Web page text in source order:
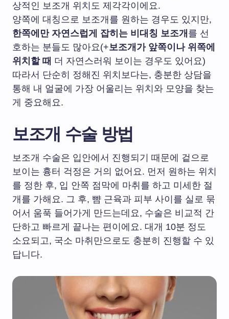
상적인 보조개 위치도 제각각이에요.
양쪽에 대칭으로 보조개를 원하는 경우도 있지만,
한쪽에만 자연스럽게 잡히는 비대칭 보조개 를 선
호하는 분들도 많아요(+보조개가 앞쪽이나 위쪽에
위치할 때 더 자연스러워 보이는 경우도 있어요)
따라서 단순히 정해진 위치보다는, 충분한 상담을
통해 내 얼굴에 가장 어울리는 위치와 모양을 찾는
게 중요해요.
보조개 수술 방법
보조개 수술은 입안에서 진행되기 때문에 겉으로
보이는 흉터 걱정은 거의 없어요. 먼저 원하는 위치
를 정한 후, 입 안쪽 점막에 마취를 하고 미세한 절
개를 가해요. 그 후, 뺨 근육과 피부 사이를 실로 묶
어서 움푹 들어가게 만드는데요, 수술은 비교적 간
단하고 빠르게 끝나는 편이에요. 대개 10분 정도
소요되고, 국소 마취만으로도 충분히 진행할 수 있
답니다.